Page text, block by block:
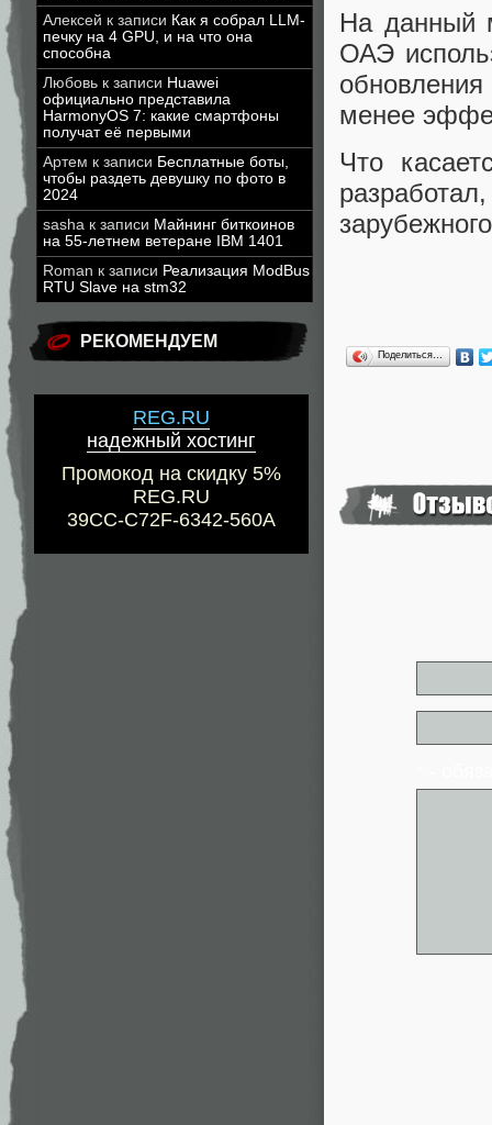
Алексей к записи Как я собрал LLM-
печку на 4 GPU, и на что она
способна
Любовь к записи Huawei
официально представила
HarmonyOS 7: какие смартфоны
получат её первыми
Артем к записи Бесплатные боты,
чтобы раздеть девушку по фото в
2024
sasha к записи Майнинг биткоинов
на 55-летнем ветеране IBM 1401
Roman к записи Реализация ModBus
RTU Slave на stm32
РЕКОМЕНДУЕМ
REG.RU
надежный хостинг
Промокод на скидку 5%
REG.RU
39CC-C72F-6342-560A
На данный
ОАЭ
менее
Что
Поделиться…